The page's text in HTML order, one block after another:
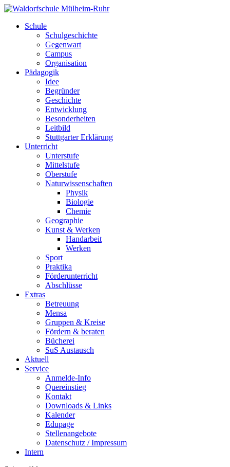
Schule
Schulgeschichte
Gegenwart
Campus
Organisation
Pädagogik
Idee
Begründer
Geschichte
Entwicklung
Besonderheiten
Leitbild
Stuttgarter Erklärung
Unterricht
Unterstufe
Mittelstufe
Oberstufe
Naturwissenschaften
Physik
Biologie
Chemie
Geographie
Kunst & Werken
Handarbeit
Werken
Sport
Praktika
Förderunterricht
Abschlüsse
Extras
Betreuung
Mensa
Gruppen & Kreise
Fördern & beraten
Bücherei
SuS Austausch
Aktuell
Service
Anmelde-Info
Quereinstieg
Kontakt
Downloads & Links
Kalender
Edupage
Stellenangebote
Datenschutz / Impressum
Intern